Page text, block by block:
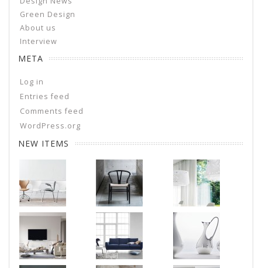
Green Design
About us
Interview
META
Log in
Entries feed
Comments feed
WordPress.org
NEW ITEMS